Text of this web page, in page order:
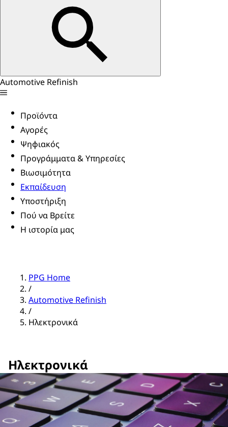
Automotive Refinish
Προϊόντα
Αγορές
Ψηφιακός
Προγράμματα & Υπηρεσίες
Βιωσιμότητα
Εκπαίδευση
Υποστήριξη
Πού να Βρείτε
Η ιστορία μας
PPG Home
/
Automotive Refinish
/
Ηλεκτρονικά
Ηλεκτρονικά